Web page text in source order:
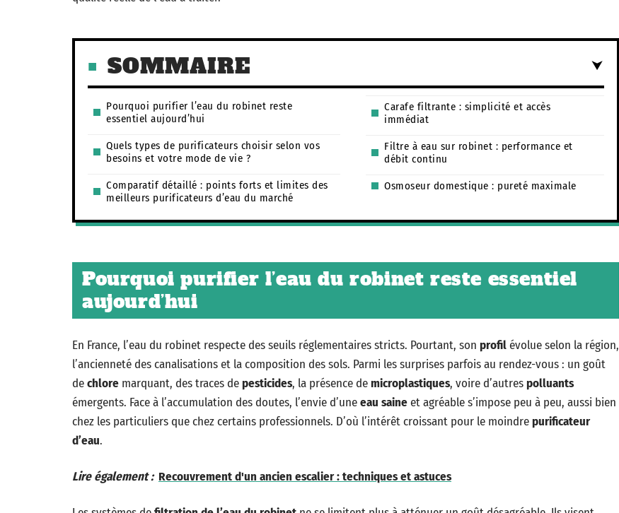
SOMMAIRE
Pourquoi purifier l’eau du robinet reste
essentiel aujourd’hui
Quels types de purificateurs choisir selon vos
besoins et votre mode de vie ?
Comparatif détaillé : points forts et limites des
meilleurs purificateurs d’eau du marché
Carafe filtrante : simplicité et accès
immédiat
Filtre à eau sur robinet : performance et
débit continu
Osmoseur domestique : pureté maximale
Pourquoi purifier l’eau du robinet reste essentiel
aujourd’hui
En France, l’eau du robinet respecte des seuils réglementaires stricts. Pourtant, son profilévolue selon la région,
l’ancienneté des canalisations et la composition des sols. Parmi les surprises parfois au rendez-vous : un goût
dechlore marquant, des traces depesticides, la présence demicroplastiques, voire d’autrespolluants
émergents. Face à l’accumulation des doutes, l’envie d’uneeau saineet agréable s’impose peu à peu, aussi bien
chez les particuliers que chez certains professionnels. D’où l’intérêt croissant pour le moindrepurificateur
d’eau.
Lire également : Recouvrement d'un ancien escalier : techniques et astuces